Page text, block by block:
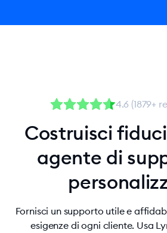
4.6 (1879+
Costruisci
agente di
Fornisci un supporto utile e
esigenze di ogni cliente. Usa